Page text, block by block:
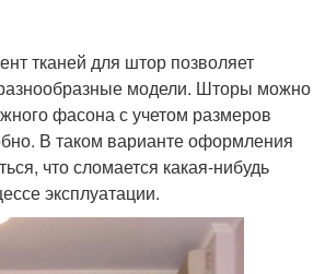
тканей для штор позволяет
модели. Шторы можно
фасона с учетом размеров
В таком варианте оформления
что сломается какая-нибудь
эксплуатации.